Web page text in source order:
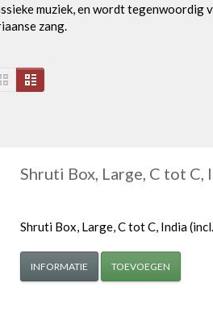
muziek, en wordt tegenwoordig
zang.
Shruti Box, Large, C tot C,
Shruti Box, Large, C tot C, India
INFORMATIE TOEVOEGEN